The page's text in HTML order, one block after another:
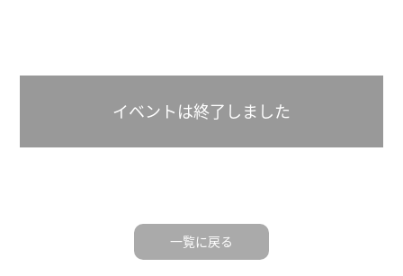
イベントは終了しました
一覧に戻る